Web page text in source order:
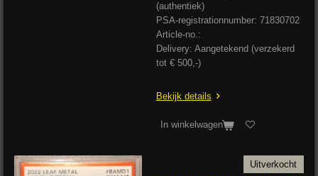
(authentiek)
PSA-registrationnumber: 71830702
Article-no.:
Delivery: Aangetekend (verzekerd
tot € 500,-)
Bekijk details
In winkelwagen
Uitverkocht